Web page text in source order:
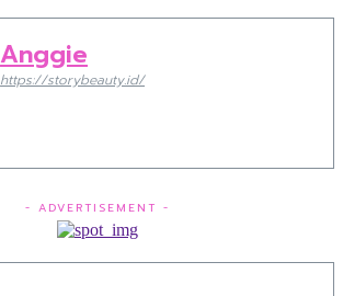
Anggie
https://storybeauty.id/
- ADVERTISEMENT -